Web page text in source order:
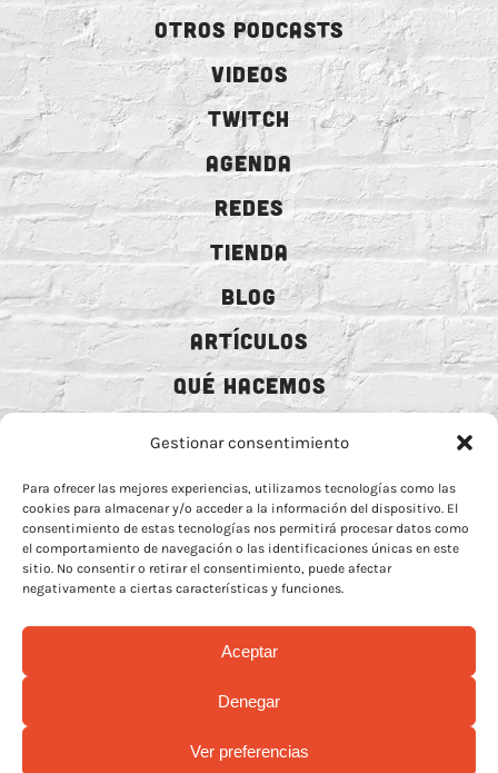
Gestionar consentimiento
Para ofrecer las mejores experiencias, utilizamos tecnologías como las
cookies para almacenar y/o acceder a la información del dispositivo. El
consentimiento de estas tecnologías nos permitirá procesar datos como
el comportamiento de navegación o las identificaciones únicas en este
sitio. No consentir o retirar el consentimiento, puede afectar
negativamente a ciertas características y funciones.
Aceptar
Denegar
Ver preferencias
OTROS PODCASTS
VIDEOS
TWITCH
AGENDA
REDES
TIENDA
BLOG
ARTÍCULOS
QUÉ HACEMOS
MECENAZGO
CONTACTO
BIO
POLÍTICA DE COOCKIES–
POLÍTICA DE PRIVACIDAD REDES
© Copyright 2026 | Rock Animal Radio | All Rights Reserved |